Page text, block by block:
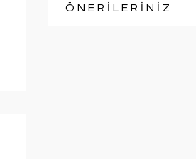
ÖNERİLERİNİZ